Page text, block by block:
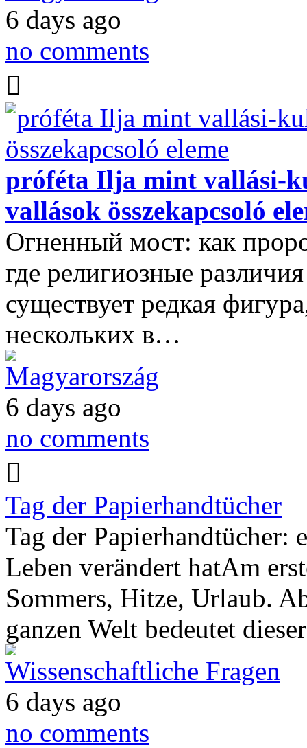
6 days ago
no comments
próféta Ilja mint vallási-
vallások összekapcsoló
Огненный мост: как
где религиозные
существует редкая
нескольких в…
Magyarország
6 days ago
no comments
Tag der Papierhandtücher
Tag der Papierhandtücher:
Leben verändert hatAm
Sommers, Hitze, Urlaub.
ganzen Welt bedeutet
Wissenschaftliche Fragen
6 days ago
no comments